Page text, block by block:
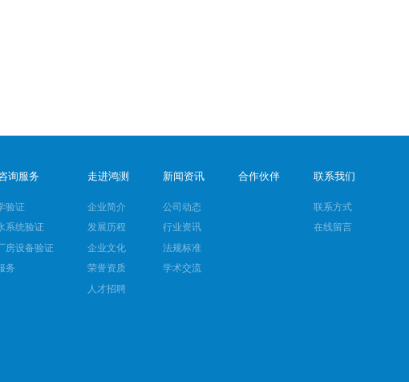
询服务
验证
系统验证
房设备验证
务
走进鸿测
企业简介
发展历程
企业文化
荣誉资质
人才招聘
新闻资讯
公司动态
行业资讯
法规标准
学术交流
合作伙伴 联系我们
联系方式
在线留言